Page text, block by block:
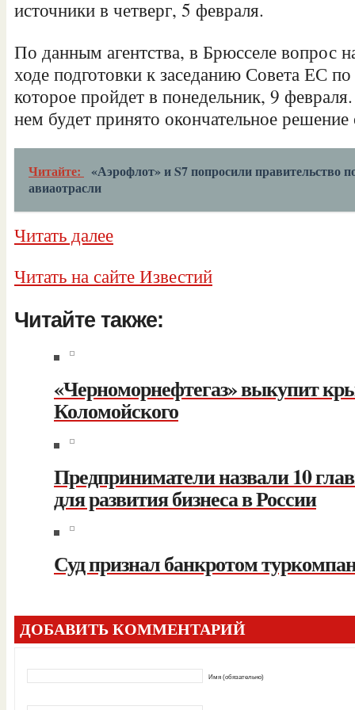
источники в четверг, 5 февраля.
По данным агентства, в Брюсселе вопрос
ходе подготовки к заседанию Совета ЕС
которое пройдет в понедельник, 9
нем будет принято окончательное
Читайте:
«Аэрофлот» и S7 попросили правительство
авиаотрасли
Читать далее
Читать на сайте Известий
Читайте также:
«Черноморнефтегаз» выкупит
Коломойского
Предприниматели назвали 10
для развития бизнеса в России
Суд признал банкротом
ДОБАВИТЬ КОММЕНТАРИЙ
Имя (обязательно)